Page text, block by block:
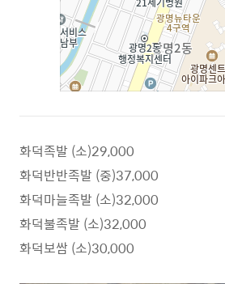
화덕족발 (소)29,000
화덕반반족발 (중)37,000
화덕마늘족발 (소)32,000
화덕불족발 (소)32,000
화덕보쌈 (소)30,000